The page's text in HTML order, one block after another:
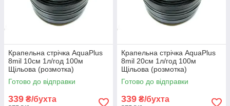
Крапельна стрічка AquaPlus
8mil 10см 1л/год 100м
Щільова (розмотка)
Готово до відправки
339 ₴/бухта
Крапельна стрічка AquaPlus
8mil 20см 1л/год 100м
Щільова (розмотка)
Готово до відправки
339 ₴/бухта